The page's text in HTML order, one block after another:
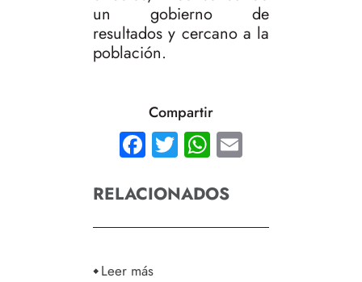
un gobierno de
resultados y cercano a la
población.
Compartir
Facebook
TwitterWhatsApp
RELACIONADOS
Leer más